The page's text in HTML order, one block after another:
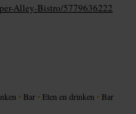
Alley-Bistro/5779636222
• Bar • Eten en drinken • Bar